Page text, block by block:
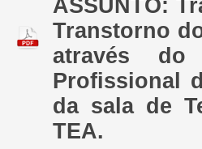
ASSUNTO:
Transtorno
através do
Profissional
da sala de
TEA.